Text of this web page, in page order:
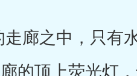
之中，只有
的顶上荧光灯，